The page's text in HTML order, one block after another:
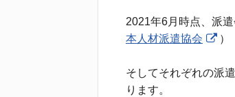
2021年6月時点、派
本人材派遣協会
）
そしてそれぞれの派
ります。